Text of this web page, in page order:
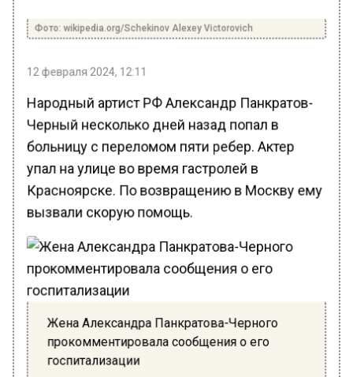
Фото: wikipedia.org/Schekinov Alexey Victorovich
12 февраля 2024, 12:11
Народный артист РФ Александр Панкратов-
Черный несколько дней назад попал в
больницу с переломом пяти ребер. Актер
упал на улице во время гастролей в
Красноярске. По возвращению в Москву ему
вызвали скорую помощь.
Жена Александра Панкратова-Черного
прокомментировала сообщения о его
госпитализации